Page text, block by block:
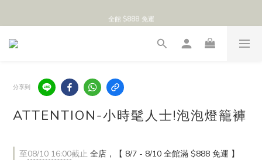
8/8 付清節💰快樂福袋🎁單件免運
分享到
ATTENTION-小時髦人士!泡泡燈籠褲
至08/10 16:00截止 全店，【 8/7 - 8/10 全館滿 $888 免運 】